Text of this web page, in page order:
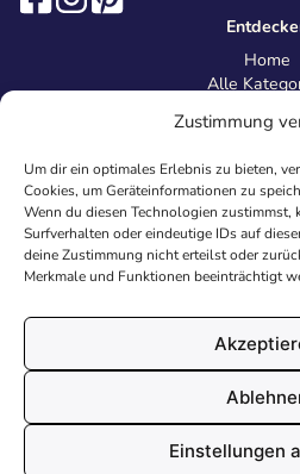
Zustimmung
Um dir ein optimales Erlebnis zu bieten,
Cookies, um Geräteinformationen zu
Wenn du diesen Technologien zustimmst,
Surfverhalten oder eindeutige IDs auf
deine Zustimmung nicht erteilst oder
Merkmale und Funktionen beeinträchtigt
Einstellungen
Home
Alle
Über uns
Kontakt
Recht &
AGB
Cookies
© 2026 Malvorlagen24.de - Alle
♥
in